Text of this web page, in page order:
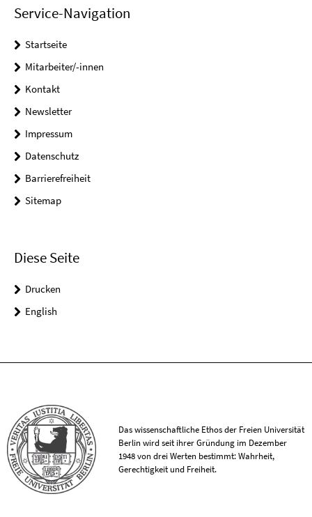
Service-Navigation
Startseite
Mitarbeiter/-innen
Kontakt
Newsletter
Impressum
Datenschutz
Barrierefreiheit
Sitemap
Diese Seite
Drucken
English
Das wissenschaftliche Ethos der Freien Universität
Berlin wird seit ihrer Gründung im Dezember
1948 von drei Werten bestimmt: Wahrheit,
Gerechtigkeit und Freiheit.